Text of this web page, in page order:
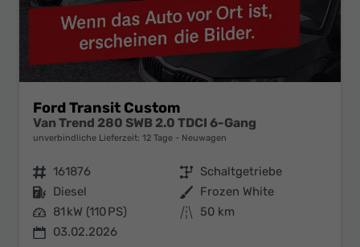
Ford Transit Custom
Van Trend 280 SWB 2.0 TDCI 6-Gang
unverbindliche Lieferzeit: 12 Tage Neuwagen
Fahrzeugnr. 161876 Getriebe Schaltgetriebe
Kraftstoff Diesel Außenfarbe Frozen White
Leistung 81 kW (110 PS) Kilometerstand
50 km
03.02.2026